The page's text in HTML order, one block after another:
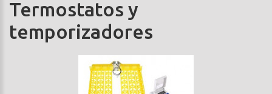
Termostatos y
temporizadores